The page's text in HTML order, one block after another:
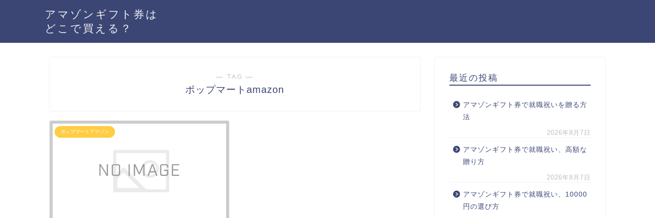
アマゾンギフト券は
どこで買える？
― TAG ―
ポップマートamazon
ポップマートアマゾン
最近の投稿
アマゾンギフト券で就職祝いを贈る方
法
2026年8月7日
アマゾンギフト券で就職祝い、高額な
贈り方
2026年8月7日
アマゾンギフト券で就職祝い、10000
円の選び方